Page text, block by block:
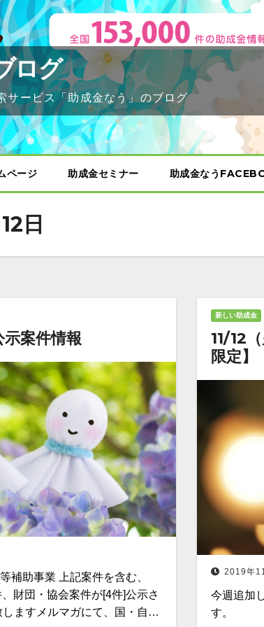
ログ
サービス「助成金なう」のブログ
ページ 助成金セミナー 助成金なう
日
示案件情報
補助事業 上記案件を含む、
財団・協会案件が[4件]公示さ
ますメルマガにて、国・自…
新しい助成金
11/12
限定】
2019年
今週追加
す。